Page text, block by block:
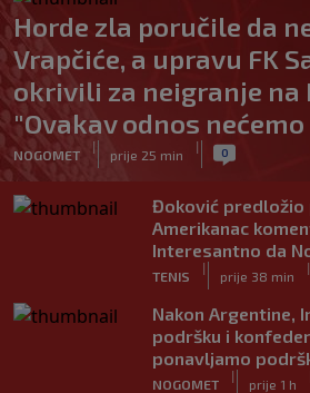
Horde zla poručile da
Vrapčiće, a upravu FK
okrivili za neigranje na
"Ovakav odnos
NOGOMET
|
prije 25 min
| 0
Đoković predložio
Amerikanac
Interesantno da
TENIS
|
prije 38 min
|
Nakon Argentine,
podršku i
ponavljamo
NOGOMET
|
prije 1 h